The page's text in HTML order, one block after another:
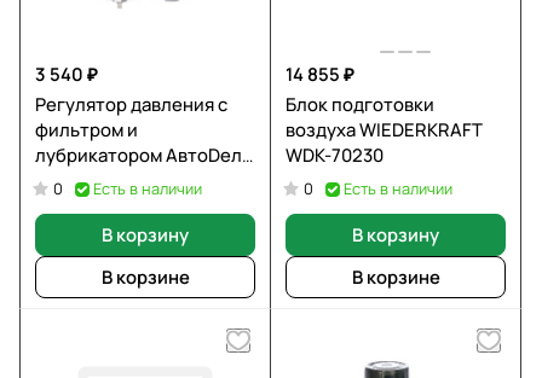
3 540 ₽
Регулятор давления с
фильтром и
лубрикатором АвтоDело
42560 10841
0 Есть в наличии
В корзину
В корзине
14 855 ₽
Блок подготовки
воздуха WIEDERKRAFT
WDK-70230
0 Есть в наличии
В корзину
В корзине